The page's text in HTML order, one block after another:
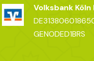
Volksbank Köln
GENODED1BRS